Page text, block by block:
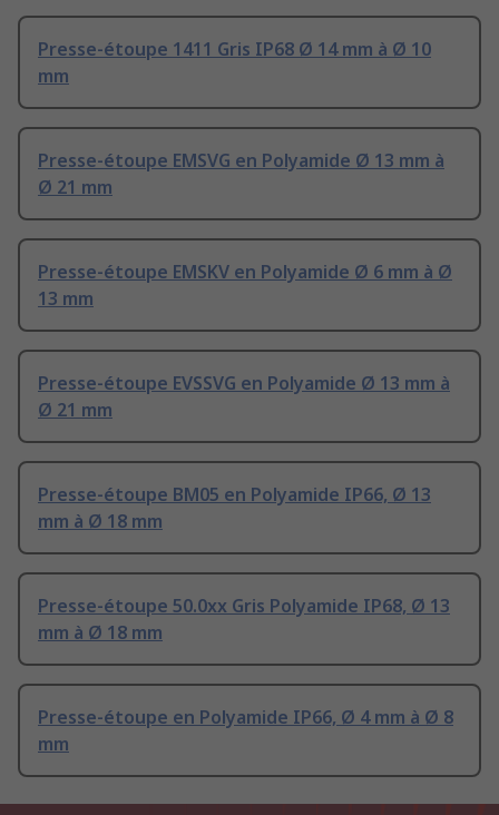
Presse-étoupe 1411 Gris IP68 Ø 14 mm à Ø 10
mm
Presse-étoupe EMSVG en Polyamide Ø 13 mm à
Ø 21 mm
Presse-étoupe EMSKV en Polyamide Ø 6 mm à Ø
13 mm
Presse-étoupe EVSSVG en Polyamide Ø 13 mm à
Ø 21 mm
Presse-étoupe BM05 en Polyamide IP66, Ø 13
mm à Ø 18 mm
Presse-étoupe 50.0xx Gris Polyamide IP68, Ø 13
mm à Ø 18 mm
Presse-étoupe en Polyamide IP66, Ø 4 mm à Ø 8
mm